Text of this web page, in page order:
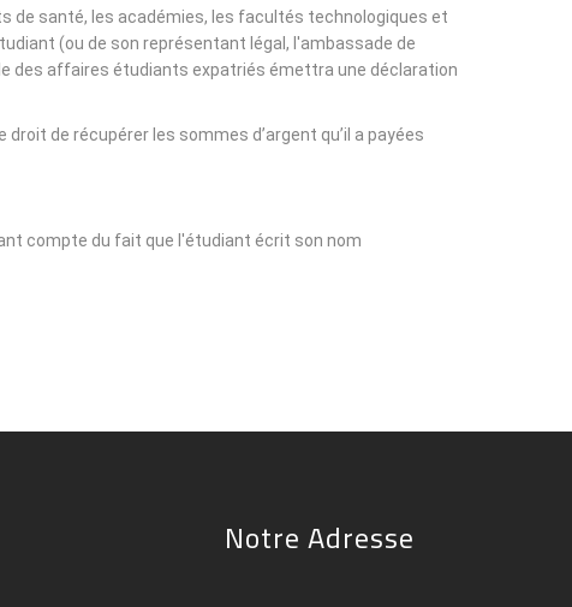
santé, les académies, les facultés technologiques et
(ou de son représentant légal, l'ambassade de
des affaires étudiants expatriés émettra une déclaration
de récupérer les sommes d’argent qu’il a payées.
compte du fait que l'étudiant écrit son nom
Notre Adresse